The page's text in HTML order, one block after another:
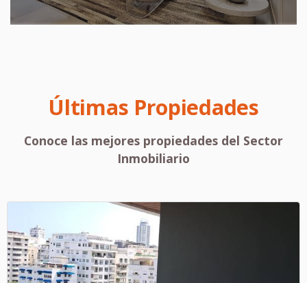
Últimas Propiedades
Conoce las mejores propiedades del Sector
Inmobiliario